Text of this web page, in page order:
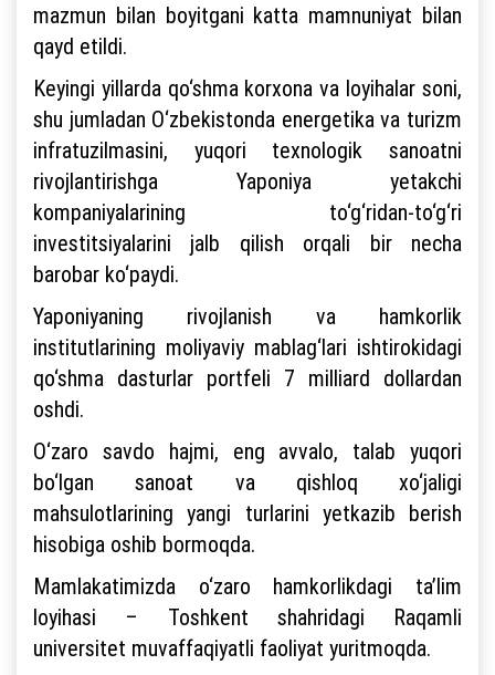
mazmun bilan boyitgani katta mamnuniyat bilan
qayd etildi.
Keyingi yillarda qo‘shma korxona va loyihalar soni,
shu jumladan O‘zbekistonda energetika va turizm
infratuzilmasini, yuqori texnologik sanoatni
rivojlantirishga Yaponiya yetakchi
kompaniyalarining to‘g‘ridan-to‘g‘ri
investitsiyalarini jalb qilish orqali bir necha
barobar ko‘paydi.
Yaponiyaning rivojlanish va hamkorlik
institutlarining moliyaviy mablag‘lari ishtirokidagi
qo‘shma dasturlar portfeli 7 milliard dollardan
oshdi.
O‘zaro savdo hajmi, eng avvalo, talab yuqori
bo‘lgan sanoat va qishloq xo‘jaligi
mahsulotlarining yangi turlarini yetkazib berish
hisobiga oshib bormoqda.
Mamlakatimizda o‘zaro hamkorlikdagi ta’lim
loyihasi – Toshkent shahridagi Raqamli
universitet muvaffaqiyatli faoliyat yuritmoqda.